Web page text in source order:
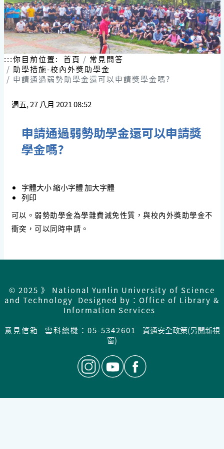
:::你目前位置: 首頁
常見問答
助學措施-校內外獎助學金
申請通過弱勢助學金還可以申請獎學金嗎?
週五, 27 八月 2021 08:52
申請通過弱勢助學金還可以申請獎
學金嗎?
字體大小縮小字體加大字體
列印
可以。弱勢助學金為學雜費減免性質，與校內外獎助學金不
衝突，可以同時申請。
© 2025 》 National Yunlin University of Science
and Technology Designed by：Office of Library &
Information Services
意見信箱
雲科總機：05-5342601
資通安全政策(另開新視
窗)